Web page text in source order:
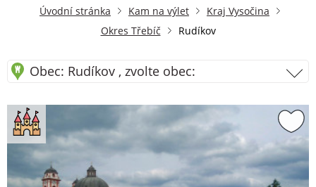
Úvodní stránka Kam na výlet
Kraj Vysočina
Okres Třebíč
Rudíkov
Obec: Rudíkov , zvolte obec: